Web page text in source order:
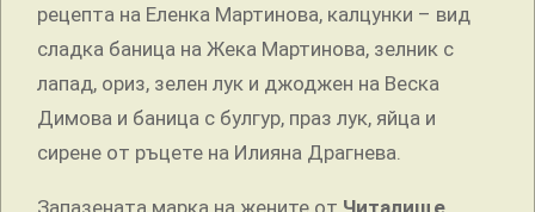
рецепта на Еленка Мартинова, калцунки – вид
сладка баница на Жека Мартинова, зелник с
лапад, ориз, зелен лук и джоджен на Веска
Димова и баница с булгур, праз лук, яйца и
сирене от ръцете на Илияна Драгнева.
Запазената марка на жените от Читалище